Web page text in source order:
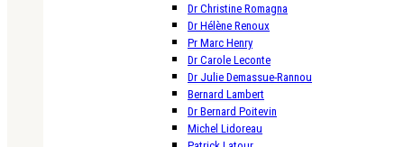
Dr Christine Romagna
Dr Hélène Renoux
Pr Marc Henry
Dr Carole Leconte
Dr Julie Demassue-Rannou
Bernard Lambert
Dr Bernard Poitevin
Michel Lidoreau